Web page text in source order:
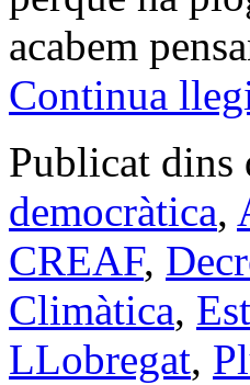
acabem
Continua
Publicat dins
democràtica,
CREAF,
Climàtica,
LLobregat,